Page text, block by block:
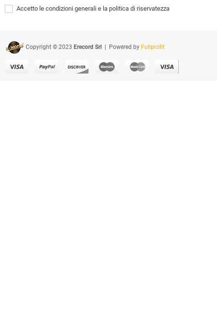
Accetto le condizioni generali e la politica di riservatezza
Copyright © 2023 Erecord Srl | Powered by Fullprofit